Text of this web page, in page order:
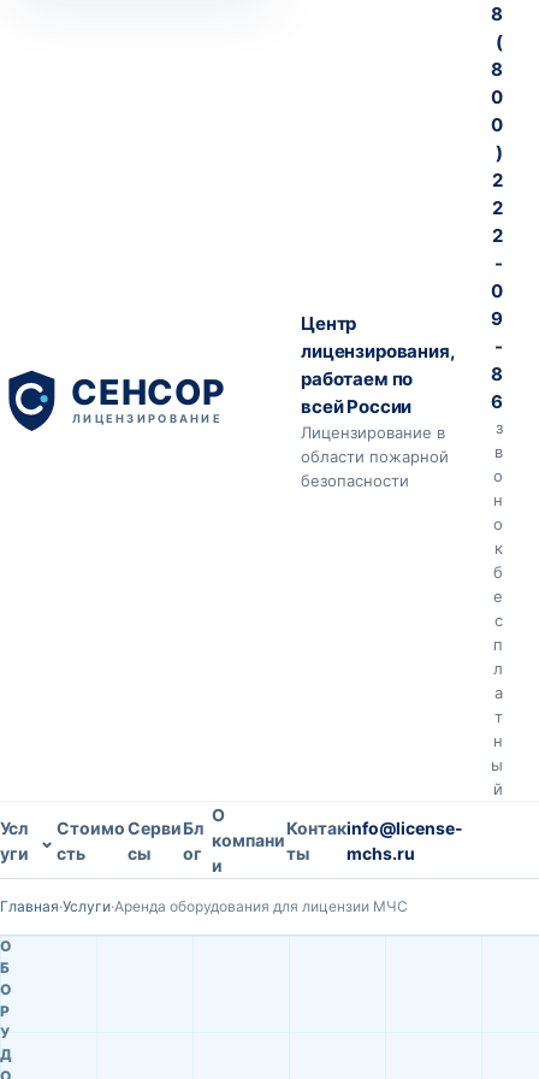
Центр
лицензирования,
работаем по
всей России
Лицензирование в
области пожарной
безопасности
8
(
8
0
0
)
2
2
2
-
0
9
-
8
6
з
в
о
н
о
к
б
е
с
п
л
а
т
н
ы
й
Усл
уги
⌄
Стоимо
сть
Серви
сы
Бл
ог
О
компани
и
Контак
ты
info@license-
mchs.ru
Главная·Услуги·Аренда оборудования для лицензии МЧС
О
Б
О
Р
У
Д